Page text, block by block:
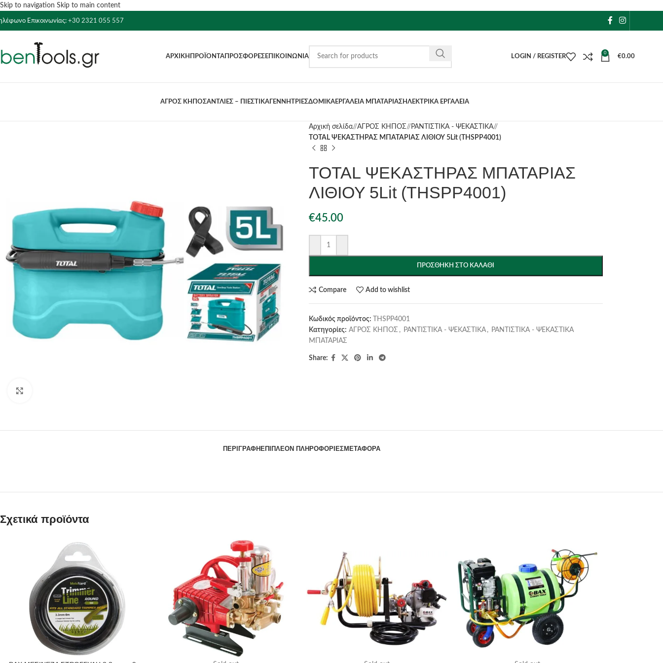
Skip to navigation Skip to main content
Επικοινωνίας: +30 2321 055 557
ΑΡΧΙΚΉ ΠΡΟΪΌΝΤΑ ΠΡΟΣΦΟΡΈΣΕΠΙΚΟΙΝΩΝΊΑ LOGIN / REGISTER
0
€0.00
ΑΓΡΟΣ ΚΗΠΟΣΑΝΤΛΙΕΣ – ΠΙΕΣΤΙΚΑ ΓΕΝΝΗΤΡΙΕΣΔΟΜΙΚΑΕΡΓΑΛΕΙΑ ΜΠΑΤΑΡΙΑΣΗΛΕΚΤΡΙΚΑ ΕΡΓΑΛΕΙΑ
Αρχική σελίδα/ ΑΓΡΟΣ ΚΗΠΟΣ/ ΡΑΝΤΙΣΤΙΚΑ - ΨΕΚΑΣΤΙΚΑ/
TOTAL ΨΕΚΑΣΤΗΡΑΣ ΜΠΑΤΑΡΙΑΣ ΛΙΘΙΟΥ 5Lit (THSPP4001)
TOTAL ΨΕΚΑΣΤΗΡΑΣ ΜΠΑΤΑΡΙΑΣ
ΛΙΘΙΟΥ 5Lit (THSPP4001)
€45.00
ΠΡΟΣΘΉΚΗ ΣΤΟ ΚΑΛΆΘΙ
Compare Add to wishlist
Κωδικός προϊόντος:
THSPP4001
Κατηγορίες: ΑΓΡΟΣ ΚΗΠΟΣ , ΡΑΝΤΙΣΤΙΚΑ - ΨΕΚΑΣΤΙΚΑ , ΡΑΝΤΙΣΤΙΚΑ - ΨΕΚΑΣΤΙΚΑ
ΜΠΑΤΑΡΙΑΣ
Share:
ΠΕΡΙΓΡΑΦΉ ΕΠΙΠΛΈΟΝ ΠΛΗΡΟΦΟΡΊΕΣΜΕΤΑΦΟΡΆ
Σχετικά προϊόντα